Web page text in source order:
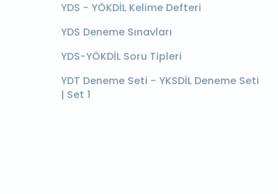
YDS - YÖKDİL Kelime Defteri
YDS Deneme Sınavları
YDS-YÖKDİL Soru Tipleri
YDT Deneme Seti - YKSDİL Deneme Seti
| Set 1